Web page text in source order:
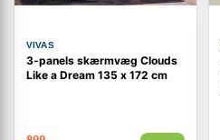
VIVAS
3-panels skærmvæg Clouds
Like a Dream 135 x 172 cm